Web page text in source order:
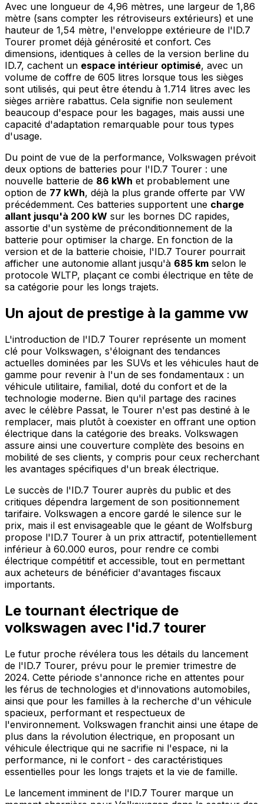
Avec une longueur de 4,96 mètres, une largeur de 1,86
mètre (sans compter les rétroviseurs extérieurs) et une
hauteur de 1,54 mètre, l'enveloppe extérieure de l'ID.7
Tourer promet déjà générosité et confort. Ces
dimensions, identiques à celles de la version berline du
ID.7, cachent un espace intérieur optimisé, avec un
volume de coffre de 605 litres lorsque tous les sièges
sont utilisés, qui peut être étendu à 1.714 litres avec les
sièges arrière rabattus. Cela signifie non seulement
beaucoup d'espace pour les bagages, mais aussi une
capacité d'adaptation remarquable pour tous types
d'usage.
Du point de vue de la performance, Volkswagen prévoit
deux options de batteries pour l'ID.7 Tourer : une
nouvelle batterie de 86 kWh et probablement une
option de 77 kWh, déjà la plus grande offerte par VW
précédemment. Ces batteries supportent une charge
allant jusqu'à 200 kW sur les bornes DC rapides,
assortie d'un système de préconditionnement de la
batterie pour optimiser la charge. En fonction de la
version et de la batterie choisie, l'ID.7 Tourer pourrait
afficher une autonomie allant jusqu'à 685 km selon le
protocole WLTP, plaçant ce combi électrique en tête de
sa catégorie pour les longs trajets.
Un ajout de prestige à la gamme vw
L'introduction de l'ID.7 Tourer représente un moment
clé pour Volkswagen, s'éloignant des tendances
actuelles dominées par les SUVs et les véhicules haut de
gamme pour revenir à l'un de ses fondamentaux : un
véhicule utilitaire, familial, doté du confort et de la
technologie moderne. Bien qu'il partage des racines
avec le célèbre Passat, le Tourer n'est pas destiné à le
remplacer, mais plutôt à coexister en offrant une option
électrique dans la catégorie des breaks. Volkswagen
assure ainsi une couverture complète des besoins en
mobilité de ses clients, y compris pour ceux recherchant
les avantages spécifiques d'un break électrique.
Le succès de l'ID.7 Tourer auprès du public et des
critiques dépendra largement de son positionnement
tarifaire. Volkswagen a encore gardé le silence sur le
prix, mais il est envisageable que le géant de Wolfsburg
propose l'ID.7 Tourer à un prix attractif, potentiellement
inférieur à 60.000 euros, pour rendre ce combi
électrique compétitif et accessible, tout en permettant
aux acheteurs de bénéficier d'avantages fiscaux
importants.
Le tournant électrique de
volkswagen avec l'id.7 tourer
Le futur proche révélera tous les détails du lancement
de l'ID.7 Tourer, prévu pour le premier trimestre de
2024. Cette période s'annonce riche en attentes pour
les férus de technologies et d'innovations automobiles,
ainsi que pour les familles à la recherche d'un véhicule
spacieux, performant et respectueux de
l'environnement. Volkswagen franchit ainsi une étape de
plus dans la révolution électrique, en proposant un
véhicule électrique qui ne sacrifie ni l'espace, ni la
performance, ni le confort - des caractéristiques
essentielles pour les longs trajets et la vie de famille.
Le lancement imminent de l'ID.7 Tourer marque un